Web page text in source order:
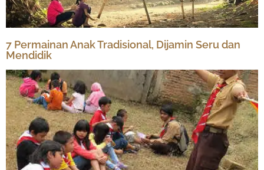
7 Permainan Anak Tradisional, Dijamin Seru dan
Mendidik